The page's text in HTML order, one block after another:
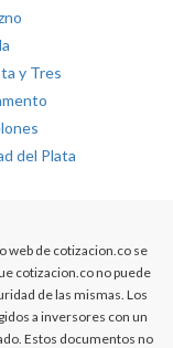
y Tres
del Plata
web de cotizacion.co se
cotizacion.co no puede
de las mismas. Los
a inversores con un
Estos documentos no